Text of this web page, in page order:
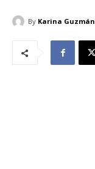
By Karina Guzmán